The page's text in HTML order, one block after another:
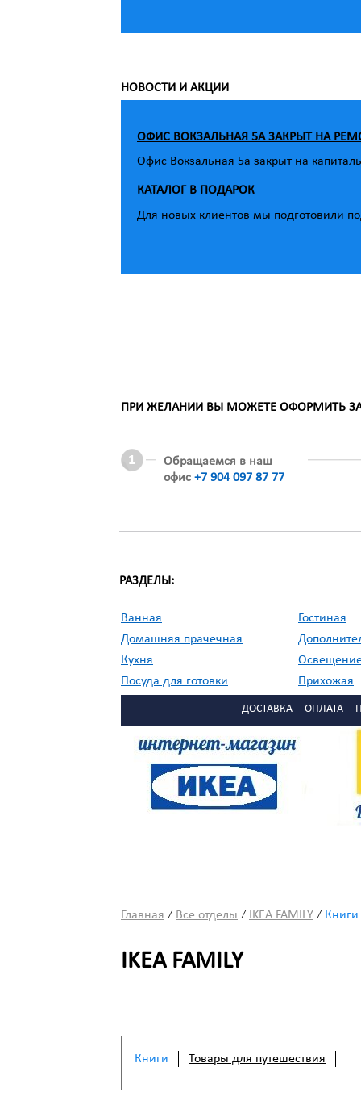
НОВОСТИ И АКЦИИ
ОФИС ВОКЗАЛЬНАЯ 5А ЗАКРЫТ НА
Офис Вокзальная 5а закрыт на
КАТАЛОГ В ПОДАРОК
Для новых клиентов мы подготовили
ПРИ ЖЕЛАНИИ ВЫ МОЖЕТЕ ОФОРМИТЬ
Обращаемся в наш
офис +7 904 097 87 77
РАЗДЕЛЫ:
Ванная
Гостиная
Домашняя прачечная
Кухня
Посуда для готовки
Прихожая
Столовая
Текстиль
//
ДОСТАВКА ОПЛАТА
Главная / Все отделы / IKEA FAMILY / Книги
IKEA FAMILY
Книги Товары для путешествия